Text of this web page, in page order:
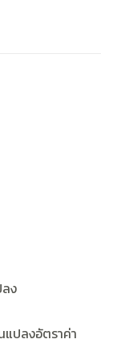
ง
ปลงอัตราค่า